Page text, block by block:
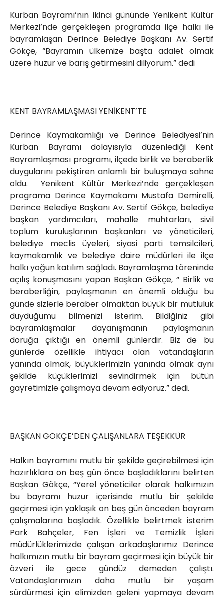
Kurban Bayramı’nın ikinci gününde Yenikent Kültür
Merkezi’nde gerçekleşen programda ilçe halkı ile
bayramlaşan Derince Belediye Başkanı Av. Sertif
Gökçe, “Bayramın ülkemize başta adalet olmak
üzere huzur ve barış getirmesini diliyorum.” dedi
KENT BAYRAMLAŞMASI YENİKENT’TE
Derince Kaymakamlığı ve Derince Belediyesi’nin
Kurban Bayramı dolayısıyla düzenlediği Kent
Bayramlaşması programı, ilçede birlik ve beraberlik
duygularını pekiştiren anlamlı bir buluşmaya sahne
oldu. Yenikent Kültür Merkezi’nde gerçekleşen
programa Derince Kaymakamı Mustafa Demirelli,
Derince Belediye Başkanı Av. Sertif Gökçe, belediye
başkan yardımcıları, mahalle muhtarları, sivil
toplum kuruluşlarının başkanları ve yöneticileri,
belediye meclis üyeleri, siyasi parti temsilcileri,
kaymakamlık ve belediye daire müdürleri ile ilçe
halkı yoğun katılım sağladı. Bayramlaşma töreninde
açılış konuşmasını yapan Başkan Gökçe, “ Birlik ve
beraberliğin, paylaşmanın en önemli olduğu bu
günde sizlerle beraber olmaktan büyük bir mutluluk
duyduğumu bilmenizi isterim. Bildiğiniz gibi
bayramlaşmalar dayanışmanın paylaşmanın
doruğa çıktığı en önemli günlerdir. Biz de bu
günlerde özellikle ihtiyacı olan vatandaşların
yanında olmak, büyüklerimizin yanında olmak aynı
şekilde küçüklerimizi sevindirmek için bütün
gayretimizle çalışmaya devam ediyoruz.” dedi.
BAŞKAN GÖKÇE’DEN ÇALIŞANLARA TEŞEKKÜR
Halkın bayramını mutlu bir şekilde geçirebilmesi için
hazırlıklara on beş gün önce başladıklarını belirten
Başkan Gökçe, “Yerel yöneticiler olarak halkımızın
bu bayramı huzur içerisinde mutlu bir şekilde
geçirmesi için yaklaşık on beş gün önceden bayram
çalışmalarına başladık. Özellikle belirtmek isterim
Park Bahçeler, Fen İşleri ve Temizlik İşleri
müdürlüklerimizde çalışan arkadaşlarımız Derince
halkımızın mutlu bir bayram geçirmesi için büyük bir
özveri ile gece gündüz demeden çalıştı.
Vatandaşlarımızın daha mutlu bir yaşam
sürdürmesi için elimizden geleni yapmaya devam
Yahya Kaptan Mahallesi
Akkavaklar Caddesi No:17/4 İzmit-
KOCAELİ
kocaelisokak@gmail.com